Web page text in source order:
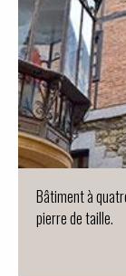
Bâtiment à
pierre de taille.